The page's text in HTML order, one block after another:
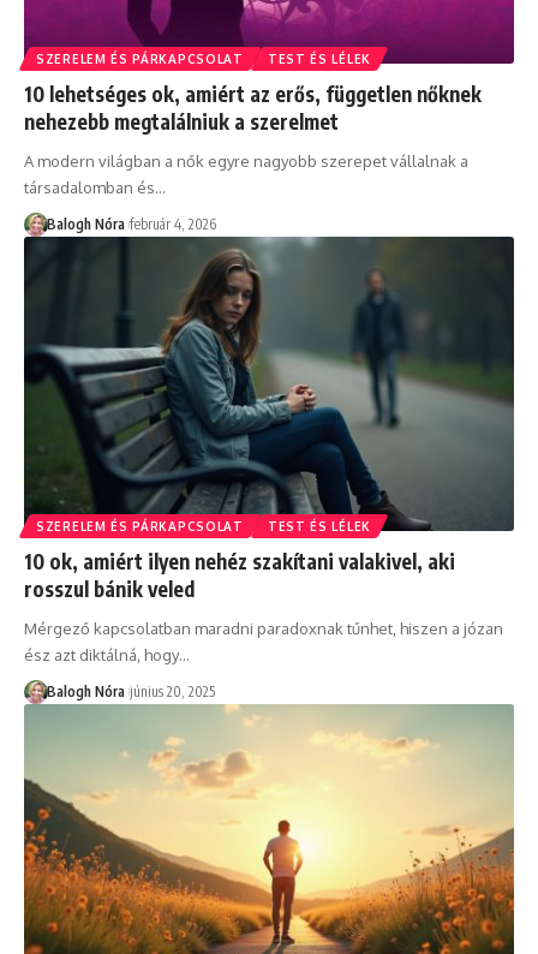
SZERELEM ÉS PÁRKAPCSOLAT TEST ÉS LÉLEK
10 lehetséges ok, amiért az erős, független nőknek
nehezebb megtalálniuk a szerelmet
A modern világban a nők egyre nagyobb szerepet vállalnak a
társadalomban és…
Balogh Nóra február 4, 2026
SZERELEM ÉS PÁRKAPCSOLAT TEST ÉS LÉLEK
10 ok, amiért ilyen nehéz szakítani valakivel, aki
rosszul bánik veled
Mérgező kapcsolatban maradni paradoxnak tűnhet, hiszen a józan
ész azt diktálná, hogy…
Balogh Nóra június 20, 2025